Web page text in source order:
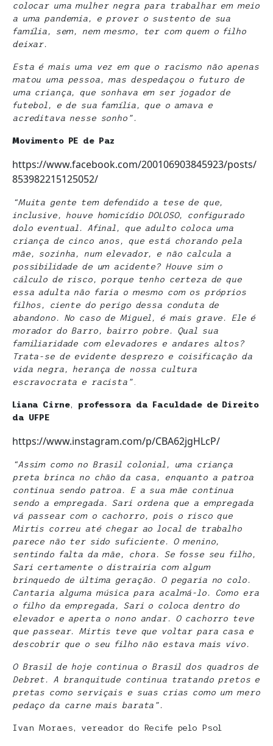
colocar uma mulher negra para trabalhar em meio
a uma pandemia, e prover o sustento de sua
família, sem, nem mesmo, ter com quem o filho
deixar.
Esta é mais uma vez em que o racismo não apenas
matou uma pessoa, mas despedaçou o futuro de
uma criança, que sonhava em ser jogador de
futebol, e de sua família, que o amava e
acreditava nesse sonho”.
Movimento PE de Paz
https://www.facebook.com/200106903845923/posts/
853982215125052/
“Muita gente tem defendido a tese de que,
inclusive, houve homicídio DOLOSO, configurado
dolo eventual. Afinal, que adulto coloca uma
criança de cinco anos, que está chorando pela
mãe, sozinha, num elevador, e não calcula a
possibilidade de um acidente? Houve sim o
cálculo de risco, porque tenho certeza de que
essa adulta não faria o mesmo com os próprios
filhos, ciente do perigo dessa conduta de
abandono. No caso de Miguel, é mais grave. Ele é
morador do Barro, bairro pobre. Qual sua
familiaridade com elevadores e andares altos?
Trata-se de evidente desprezo e coisificação da
vida negra, herança de nossa cultura
escravocrata e racista”.
Liana Cirne, professora da Faculdade de Direito
da UFPE
https://www.instagram.com/p/CBA62jgHLcP/
“Assim como no Brasil colonial, uma criança
preta brinca no chão da casa, enquanto a patroa
continua sendo patroa. E a sua mãe continua
sendo a empregada. Sari ordena que a empregada
vá passear com o cachorro, pois o risco que
Mirtis correu até chegar ao local de trabalho
parece não ter sido suficiente. O menino,
sentindo falta da mãe, chora. Se fosse seu filho,
Sari certamente o distrairia com algum
brinquedo de última geração. O pegaria no colo.
Cantaria alguma música para acalmá-lo. Como era
o filho da empregada, Sari o coloca dentro do
elevador e aperta o nono andar. O cachorro teve
que passear. Mirtis teve que voltar para casa e
descobrir que o seu filho não estava mais vivo.
O Brasil de hoje continua o Brasil dos quadros de
Debret. A branquitude continua tratando pretos e
pretas como serviçais e suas crias como um mero
pedaço da carne mais barata”.
Ivan Moraes, vereador do Recife pelo Psol